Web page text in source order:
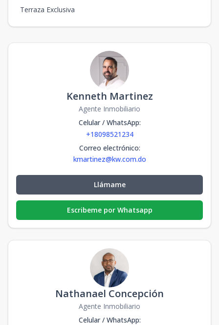
Terraza Exclusiva
Kenneth Martinez
Agente Inmobiliario
Celular / WhatsApp:
+18098521234
Correo electrónico:
kmartinez@kw.com.do
Llámame
Escribeme por Whatsapp
Nathanael Concepción
Agente Inmobiliario
Celular / WhatsApp: